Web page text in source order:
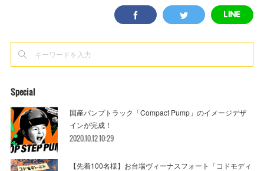
Special
国産パンプトラック「Compact Pump」のイメージデザ
インが完成！
2020.10.12 10:29
【先着100名様】お台場ヴィーナスフォート「コドモディ